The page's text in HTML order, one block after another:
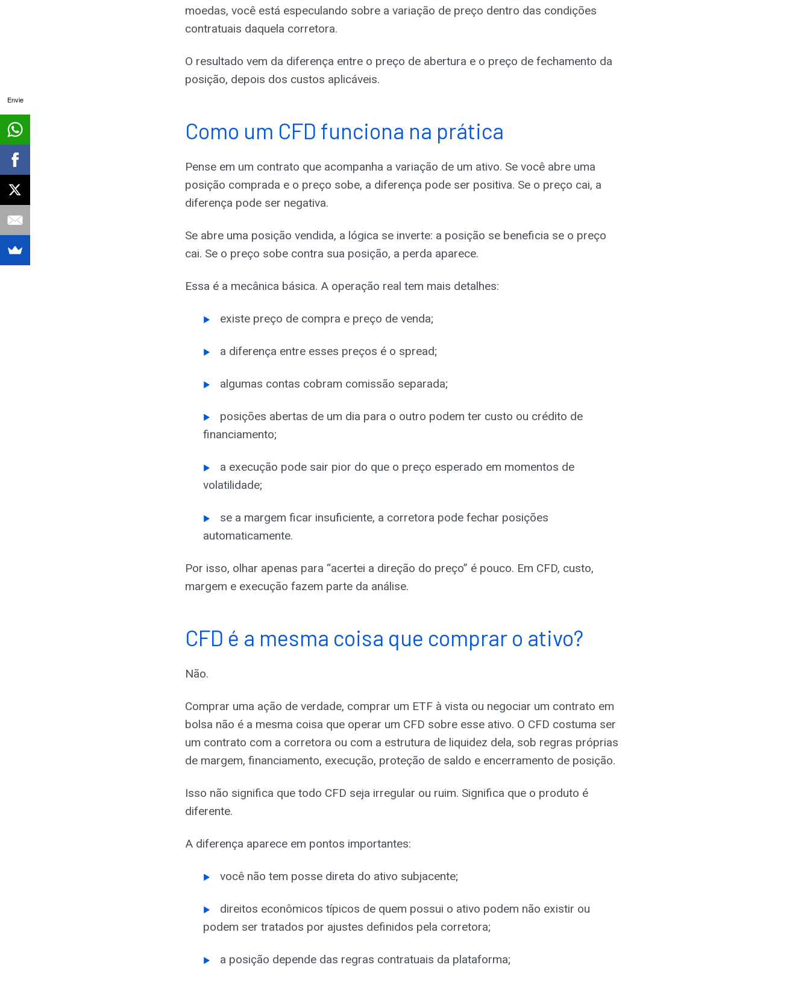
moedas, você está especulando sobre a variação de preço dentro das condições
contratuais daquela corretora.
O resultado vem da diferença entre o preço de abertura e o preço de fechamento da
posição, depois dos custos aplicáveis.
Como um CFD funciona na prática
Pense em um contrato que acompanha a variação de um ativo. Se você abre uma
posição comprada e o preço sobe, a diferença pode ser positiva. Se o preço cai, a
diferença pode ser negativa.
Se abre uma posição vendida, a lógica se inverte: a posição se beneficia se o preço
cai. Se o preço sobe contra sua posição, a perda aparece.
Essa é a mecânica básica. A operação real tem mais detalhes:
existe preço de compra e preço de venda;
a diferença entre esses preços é o spread;
algumas contas cobram comissão separada;
posições abertas de um dia para o outro podem ter custo ou crédito de
financiamento;
a execução pode sair pior do que o preço esperado em momentos de
volatilidade;
se a margem ficar insuficiente, a corretora pode fechar posições
automaticamente.
Por isso, olhar apenas para “acertei a direção do preço” é pouco. Em CFD, custo,
margem e execução fazem parte da análise.
CFD é a mesma coisa que comprar o ativo?
Não.
Comprar uma ação de verdade, comprar um ETF à vista ou negociar um contrato em
bolsa não é a mesma coisa que operar um CFD sobre esse ativo. O CFD costuma ser
um contrato com a corretora ou com a estrutura de liquidez dela, sob regras próprias
de margem, financiamento, execução, proteção de saldo e encerramento de posição.
Isso não significa que todo CFD seja irregular ou ruim. Significa que o produto é
diferente.
A diferença aparece em pontos importantes:
você não tem posse direta do ativo subjacente;
direitos econômicos típicos de quem possui o ativo podem não existir ou
podem ser tratados por ajustes definidos pela corretora;
a posição depende das regras contratuais da plataforma;
Envie